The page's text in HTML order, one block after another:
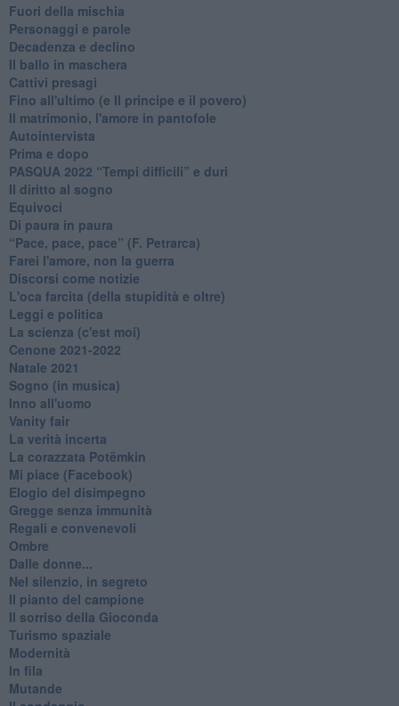
Fuori della mischia
Personaggi e parole
Decadenza e declino
Il ballo in maschera
Cattivi presagi
Fino all'ultimo (e Il principe e il povero)
Il matrimonio, l'amore in pantofole
Autointervista
Prima e dopo
​PASQUA 2022 “Tempi difficili” e duri
Il diritto al sogno
Equivoci
Di paura in paura
​“Pace, pace, pace” (F. Petrarca)
Farei l'amore, non la guerra
Discorsi come notizie
L'oca farcita (della stupidità e oltre)
Leggi e politica
La scienza (c'est moi)
Cenone 2021-2022
Natale 2021
Sogno (in musica)
Inno all'uomo
Vanity fair
La verità incerta
La corazzata Potëmkin
Mi piace (Facebook)
Elogio del disimpegno
Gregge senza immunità
Regali e convenevoli
Ombre
Dalle donne...
Nel silenzio, in segreto
Il pianto del campione
Il sorriso della Gioconda
Turismo spaziale
Modernità
In fila
Mutande